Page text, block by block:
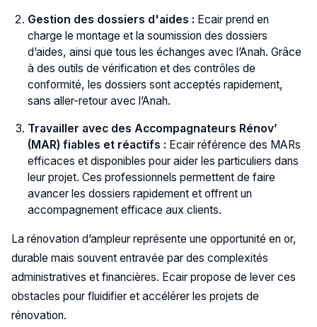
Gestion des dossiers d'aides : Ecair prend en
charge le montage et la soumission des dossiers
d’aides, ainsi que tous les échanges avec l’Anah. Grâce
à des outils de vérification et des contrôles de
conformité, les dossiers sont acceptés rapidement,
sans aller-retour avec l’Anah.
Travailler avec des Accompagnateurs Rénov’
(MAR) fiables et réactifs : Ecair référence des MARs
efficaces et disponibles pour aider les particuliers dans
leur projet. Ces professionnels permettent de faire
avancer les dossiers rapidement et offrent un
accompagnement efficace aux clients.
La rénovation d’ampleur représente une opportunité en or,
durable mais souvent entravée par des complexités
administratives et financières. Ecair propose de lever ces
obstacles pour fluidifier et accélérer les projets de
rénovation.